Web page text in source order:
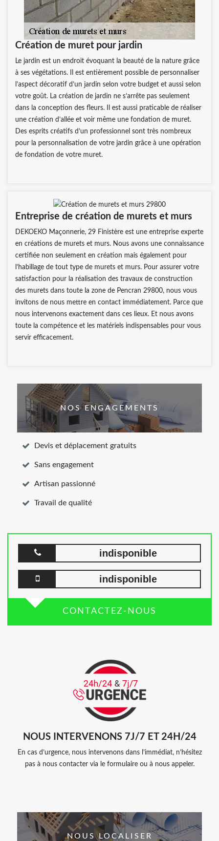
Création de muret pour jardin
Le jardin est un endroit évoquant la beauté de la nature grâce
à ses végétations. Il est entièrement possible de personnaliser
l’aspect décoratif d’un jardin selon votre budget et aussi selon
votre goût. La création de jardin ne s’arrête pas seulement
dans la conception des fleurs. Il est aussi praticable de réaliser
une création d’allée et voir même une fondation de muret.
Des esprits créatifs d’un professionnel sont très nombreux
pour la personnalisation de votre jardin grâce à une opération
de fondation de votre muret.
Entreprise de création de murets et murs
DEKOEKO Maçonnerie, 29 Finistère est une entreprise experte
en créations de murets et murs. Nous avons une connaissance
certifiée non seulement en création mais également pour
l’habillage de tout type de murets et murs. Pour assurer votre
satisfaction pour la réalisation des travaux de construction
des murets dans toute la zone de Pencran 29800, nous vous
invitons de nous mettre en contact immédiatement. Parce que
nous intervenons exactement dans ces lieux. Et nous avons
toute la compétence et les matériels indispensables pour vous
servir efficacement.
NOS ENGAGEMENTS
Devis et déplacement gratuits
Sans engagement
Artisan passionné
Travail de qualité
indisponible
indisponible
CONTACTEZ-NOUS
NOUS INTERVENONS 7J/7 ET 24H/24
En cas d’urgence, nous intervenons dans l’immédiat, n’hésitez
pas à nous contacter via le formulaire ou à nous appeler.
NOUS LOCALISER